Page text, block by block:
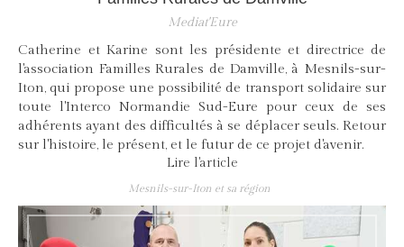
Mediat'Eure
Catherine et Karine sont les présidente et directrice de
l'association Familles Rurales de Damville, à Mesnils-sur-
Iton, qui propose une possibilité de transport solidaire sur
toute l'Interco Normandie Sud-Eure pour ceux de ses
adhérents ayant des difficultés à se déplacer seuls. Retour
sur l'histoire, le présent, et le futur de ce projet d'avenir.
Lire l'article
Mesnils-sur-Iton et sa région